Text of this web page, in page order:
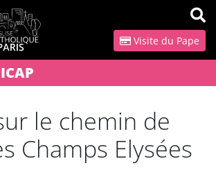
Visite du Pape
le chemin de
Champs Elysées
des cookies